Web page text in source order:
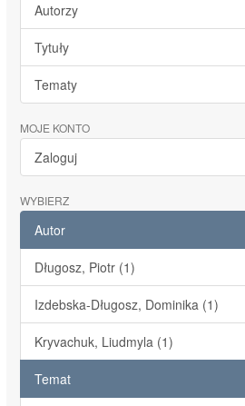
Autorzy
Tytuły
Tematy
MOJE KONTO
Zaloguj
WYBIERZ
Autor
Długosz, Piotr (1)
Izdebska-Długosz, Dominika (1)
Kryvachuk, Liudmyla (1)
Temat